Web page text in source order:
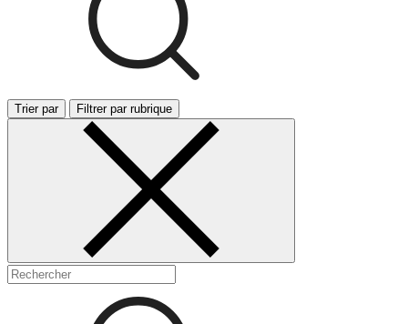
Trier par Filtrer par rubrique